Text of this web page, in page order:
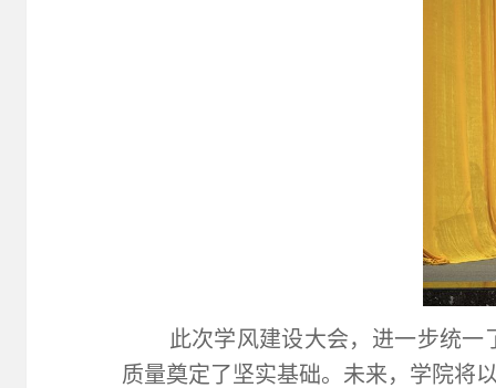
此次学风建设大会，进一步统
质量奠定了坚实基础。未来，学院将